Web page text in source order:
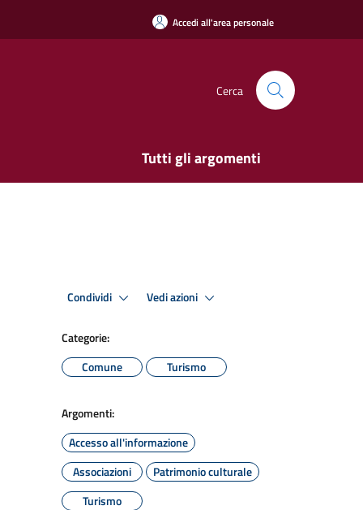
Accedi all'area personale
Cerca
Tutti gli argomenti
Condividi Vedi azioni
Categorie:
Comune
Turismo
Argomenti:
Accesso all'informazione
Associazioni
Patrimonio culturale
Turismo